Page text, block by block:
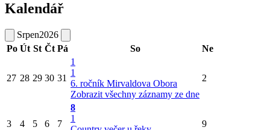
Kalendář
Srpen2026
Po Út St Čt Pá So Ne
27 28 29 30 31
1
1
6. ročník Mirvaldova Obora
Zobrazit všechny záznamy ze dne
2
3 4 5 6 7
8
1
9